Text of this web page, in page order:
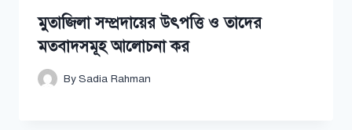
মুতাজিলা সম্প্রদায়ের উৎপত্তি ও তাদের
মতবাদসমূহ আলোচনা কর
BySadia Rahman